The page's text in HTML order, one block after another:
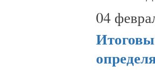
04